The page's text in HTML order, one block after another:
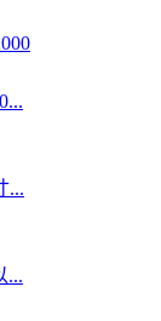
...
...